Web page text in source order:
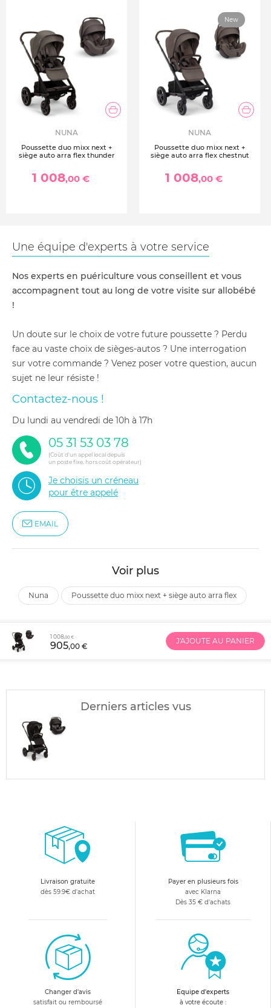
NUNA
Poussette duo mixx next +
siège auto arra flex thunder
1 008,00 €
New
NUNA
Poussette duo mixx next +
siège auto arra flex chestnut
1 008,00 €
Une équipe d'experts à votre service
Nos experts en puériculture vous conseillent et vous
accompagnent tout au long de votre visite sur allobébé
!
Un doute sur le choix de votre future poussette ? Perdu
face au vaste choix de sièges-autos ? Une interrogation
sur votre commande ? Venez poser votre question, aucun
sujet ne leur résiste !
Contactez-nous !
du lundi au vendredi de 10h à 17h
05 31 53 03 78
(Coût d'un appel local depuis
un poste fixe, hors coût opérateur)
Je choisis un créneau
pour être appelé
EMAIL
Voir plus
nuna poussette duo mixx next + siège auto arra flex
1 008,00 €
905,00 €
J'AJOUTE AU PANIER
Derniers articles vus
Livraison gratuite
dès 59.9€ d'achat
Payer en plusieurs fois
avec Klarna
Dès 35 € d'achats
Changer d'avis
satisfait ou remboursé
Equipe d'experts
à votre écoute :